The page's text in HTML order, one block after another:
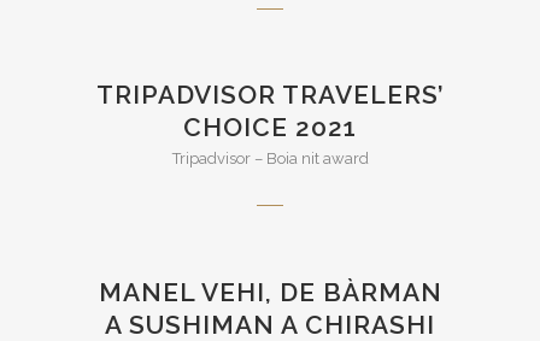
TRIPADVISOR TRAVELERS’
CHOICE 2021
Tripadvisor – Boia nit award
MANEL VEHI, DE BÀRMAN
A SUSHIMAN A CHIRASHI